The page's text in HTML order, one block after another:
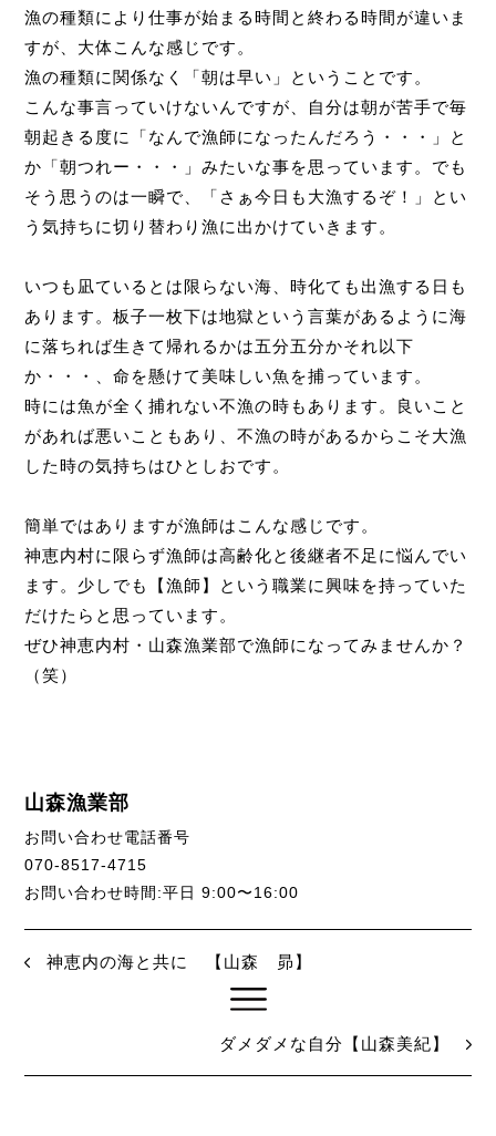
漁の種類により仕事が始まる時間と終わる時間が違いま
すが、大体こんな感じです。
漁の種類に関係なく「朝は早い」ということです。
こんな事言っていけないんですが、自分は朝が苦手で毎
朝起きる度に「なんで漁師になったんだろう・・・」と
か「朝つれー・・・」みたいな事を思っています。でも
そう思うのは一瞬で、「さぁ今日も大漁するぞ！」とい
う気持ちに切り替わり漁に出かけていきます。
いつも凪ているとは限らない海、時化ても出漁する日も
あります。板子一枚下は地獄という言葉があるように海
に落ちれば生きて帰れるかは五分五分かそれ以下
か・・・、命を懸けて美味しい魚を捕っています。
時には魚が全く捕れない不漁の時もあります。良いこと
があれば悪いこともあり、不漁の時があるからこそ大漁
した時の気持ちはひとしおです。
簡単ではありますが漁師はこんな感じです。
神恵内村に限らず漁師は高齢化と後継者不足に悩んでい
ます。少しでも【漁師】という職業に興味を持っていた
だけたらと思っています。
ぜひ神恵内村・山森漁業部で漁師になってみませんか？
（笑）
山森漁業部
お問い合わせ電話番号
070-8517-4715
お問い合わせ時間:平日 9:00〜16:00
神恵内の海と共に 【山森 昴】
ダメダメな自分【山森美紀】